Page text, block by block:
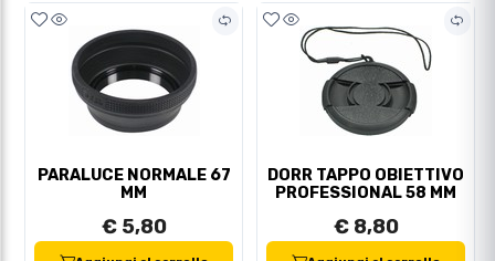
PARALUCE NORMALE 67
MM
€ 5,80
DORR TAPPO OBIETTIVO
PROFESSIONAL 58 MM
€ 8,80